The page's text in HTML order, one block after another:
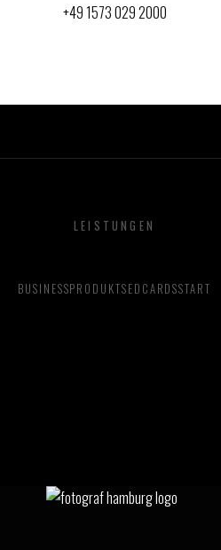
+49 1573 029 2000
LEISTUNGEN
BUSINESSPRODUKTSEDCARDSSTART